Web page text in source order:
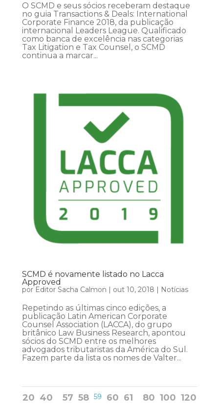
O SCMD e seus sócios receberam destaque
no guia Transactions & Deals: International
Corporate Finance 2018, da publicação
internacional Leaders League. Qualificado
como banca de excelência nas categorias
Tax Litigation e Tax Counsel, o SCMD
continua a marcar...
SCMD é novamente listado no Lacca
Approved
por Editor Sacha Calmon | out 10, 2018 | Notícias
Repetindo as últimas cinco edições, a
publicação Latin American Corporate
Counsel Association (LACCA), do grupo
britânico Law Business Research, apontou
sócios do SCMD entre os melhores
advogados tributaristas da América do Sul.
Fazem parte da lista os nomes de Valter...
20 40 57 58 59 60 61 80 100 120